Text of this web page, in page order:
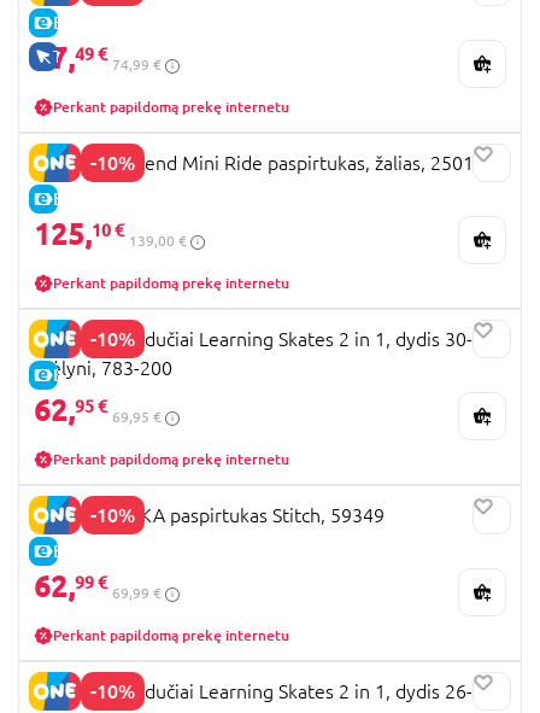
E-KAINA
TIK INTERNETU
67,49 €
74,99 €
Perkant papildomą prekę internetu
-10%
E-KAINA
SmarTrike Xtend Mini Ride paspirtukas, žalias, 2501304
125,10 €
139,00 €
Perkant papildomą prekę internetu
-10%
E-KAINA
GLOBBER riedučiai Learning Skates 2 in 1, dydis 30-33,
mėlyni, 783-200
62,95 €
69,95 €
Perkant papildomą prekę internetu
-10%
E-KAINA
SEVEN POLSKA paspirtukas Stitch, 59349
62,99 €
69,99 €
Perkant papildomą prekę internetu
-10%
GLOBBER riedučiai Learning Skates 2 in 1, dydis 26-29,